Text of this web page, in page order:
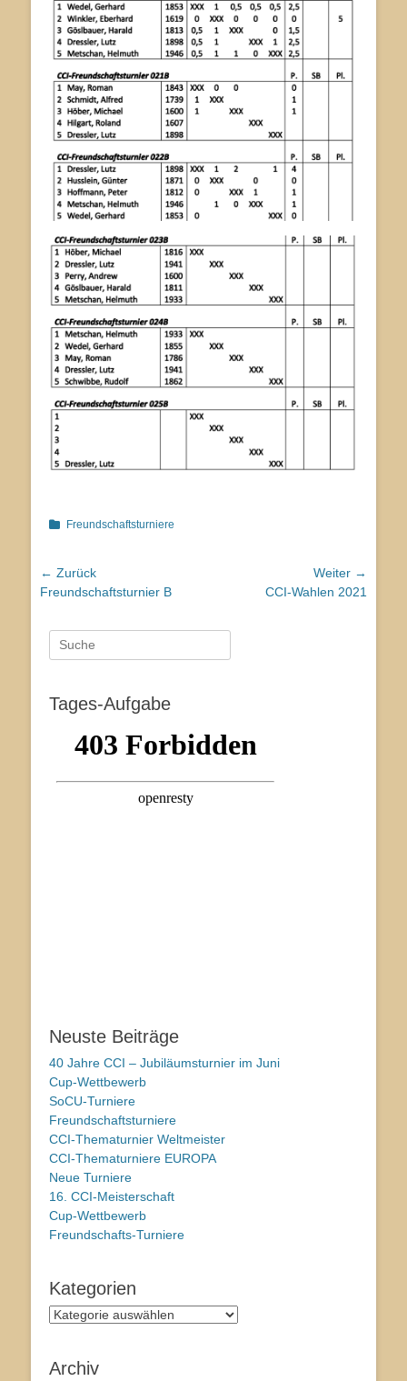
Kategorien
Freundschaftsturniere
Beitragsnavigation
← Zurück
Vorhergehender
Freundschaftsturnier B
Weiter →
CCI-Wahlen 2021
Suche
nach:
Tages-Aufgabe
Neuste Beiträge
40 Jahre CCI – Jubiläumsturnier im Juni
Cup-Wettbewerb
SoCU-Turniere
Freundschaftsturniere
CCI-Thematurnier Weltmeister
CCI-Thematurniere EUROPA
Neue Turniere
16. CCI-Meisterschaft
Cup-Wettbewerb
Freundschafts-Turniere
Kategorien
Kategorien
Archiv